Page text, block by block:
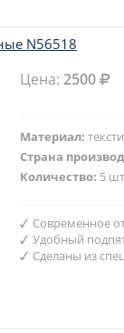
N56518
Цена:2500
Материал:
Страна
Количество: 5
Современное
Удобный
Сделаны из